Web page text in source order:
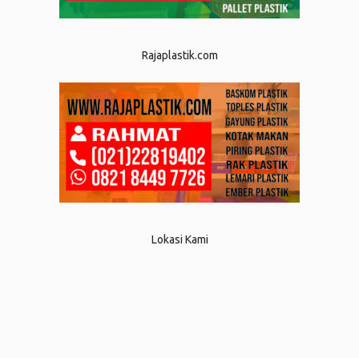
Rajaplastik.com
Lokasi Kami